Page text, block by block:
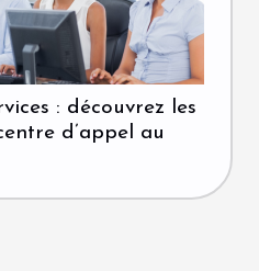
: découvrez les
d’appel au